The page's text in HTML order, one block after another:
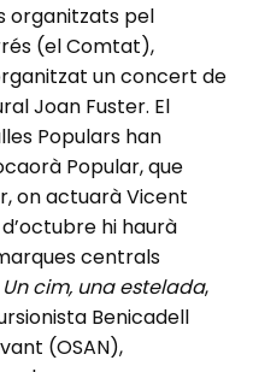
organitzats pel
(el Comtat),
un concert de
Joan Fuster. El
Populars han
Popular, que
on actuarà Vicent
hi haurà
centrals
Un cim, una estelada,
Benicadell
(OSAN),